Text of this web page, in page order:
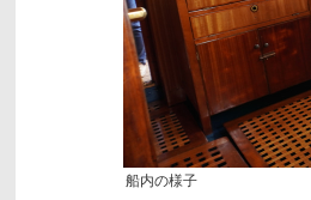
船内の様子